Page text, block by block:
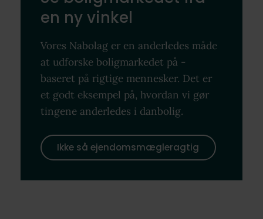
en ny vinkel
Vores Nabolag er en anderledes måde
at udforske boligmarkedet på -
baseret på rigtige mennesker. Det er
et godt eksempel på, hvordan vi gør
tingene anderledes i danbolig.
Ikke så ejendomsmægleragtig